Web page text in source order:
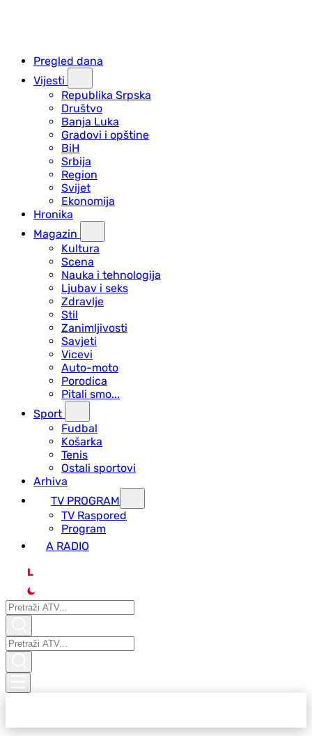
Pregled dana
Vijesti
Republika Srpska
Društvo
Banja Luka
Gradovi i opštine
BiH
Srbija
Region
Svijet
Ekonomija
Hronika
Magazin
Kultura
Scena
Nauka i tehnologija
Ljubav i seks
Zdravlje
Stil
Zanimljivosti
Savjeti
Vicevi
Auto-moto
Porodica
Pitali smo...
Sport
Fudbal
Košarka
Tenis
Ostali sportovi
Arhiva
TV PROGRAM
ТV Raspored
Program
A RADIO
L